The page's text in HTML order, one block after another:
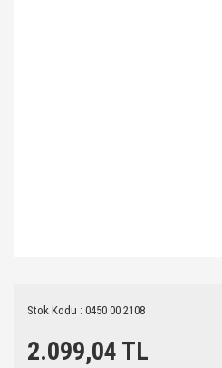
Stok Kodu : 0450 00 2108
2.099,04 TL